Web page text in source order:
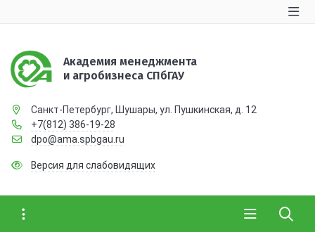
Академия менеджмента
и агробизнеса СПбГАУ
Санкт-Петербург, Шушары, ул. Пушкинская, д. 12
+7(812) 386-19-28
dpo@ama.spbgau.ru
Версия для слабовидящих